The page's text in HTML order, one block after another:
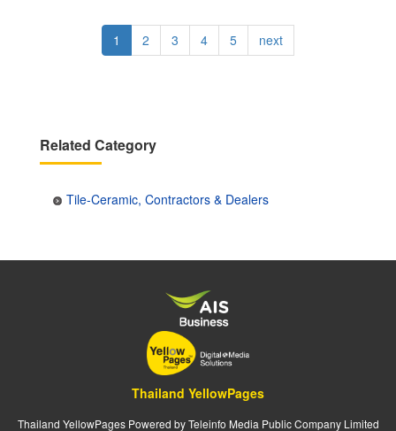
Pagination Current
page
1 Page
2 Page
3 Page
4 Page
5
Next
page
next
Related Category
Tile-Ceramic, Contractors & Dealers
Thailand YellowPages
Thailand YellowPages Powered by Teleinfo Media Public Company Limited